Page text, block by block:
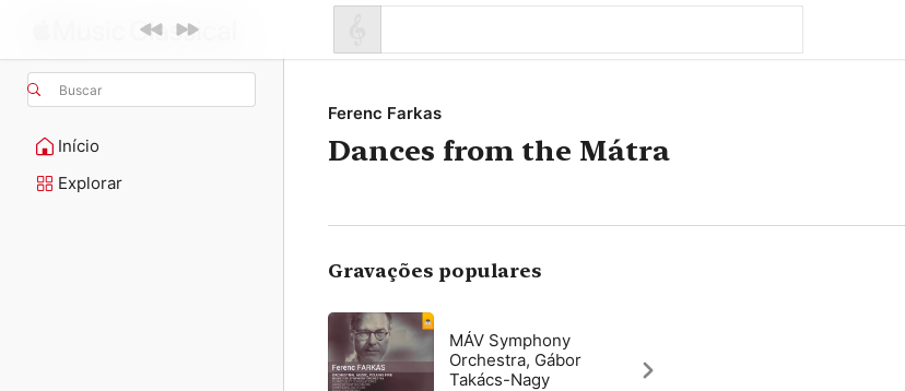
Buscar
Início
Explorar
Ferenc Farkas
Dances from the Mátra
Gravações populares
MÁV Symphony
Orchestra, Gábor
Takács-Nagy